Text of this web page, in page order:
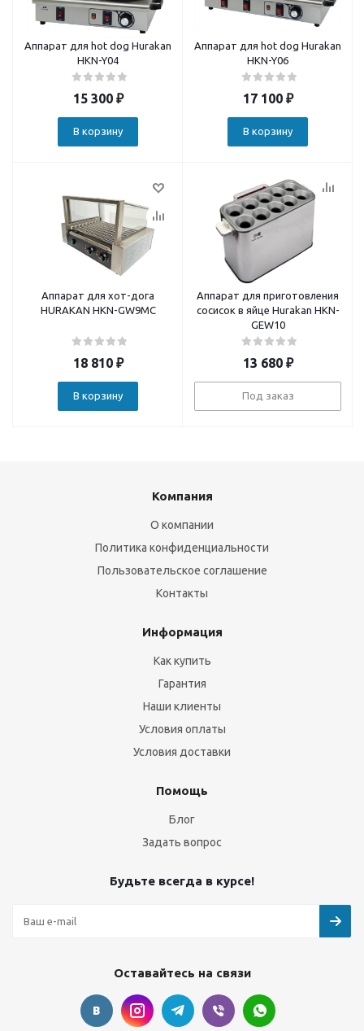
Аппарат для hot dog Hurakan
HKN-Y04
15 300₽
В корзину
Аппарат для hot dog Hurakan
HKN-Y06
17 100₽
В корзину
Аппарат для хот-дога
HURAKAN HKN-GW9MC
18 810₽
В корзину
Аппарат для приготовления
сосисок в яйце Hurakan HKN-
GEW10
13 680₽
Под заказ
Компания
О компании
Политика конфиденциальности
Пользовательское соглашение
Контакты
Информация
Как купить
Гарантия
Наши клиенты
Условия оплаты
Условия доставки
Помощь
Блог
Задать вопрос
Будьте всегда в курсе!
Оставайтесь на связи